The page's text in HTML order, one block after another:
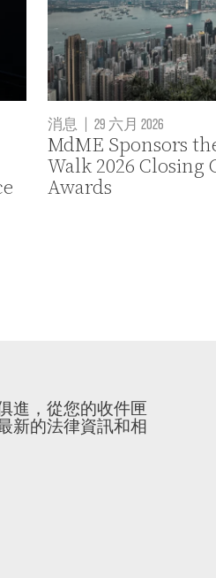
消息 | 29 六月 2026
MdME Sponsors
Walk 2026 Closing
Awards
進，從您的收件匣
新的法律資訊和相